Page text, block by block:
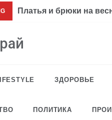
Платья и брюки на
ЗДОРОВЬЕ
ПОЛИТИКА